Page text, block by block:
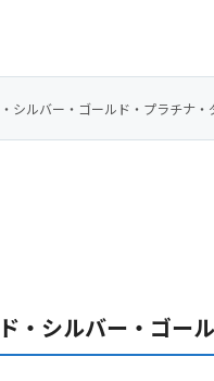
シルバー・ゴールド・プラチナ・
シルバー・ゴー